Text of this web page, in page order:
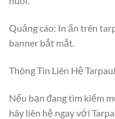
Quảng cáo: In ấn trên
banner bắt mắt.
Thông Tin Liên Hệ
Nếu bạn đang tìm kiếm
hãy liên hệ ngay với